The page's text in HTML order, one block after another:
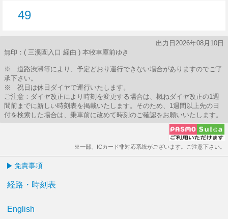
49
出力日2026年08月10日
無印：( 三溪園入口 経由 ) 本牧車庫前ゆき
※ 道路渋滞等により、予定どおり運行できない場合がありますのでご了
承下さい。
※ 祝日は休日ダイヤで運行いたします。
ご注意：ダイヤ改正により時刻を変更する場合は、概ねダイヤ改正の1週
間前までに新しい時刻表を掲載いたします。そのため、1週間以上先の日
付を検索した場合は、乗車前に改めて時刻のご確認をお願いいたします。
※一部、ICカード非対応系統がございます。ご注意下さい。
免責事項
経路・時刻表
English